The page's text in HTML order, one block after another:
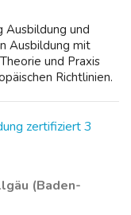
und
Ausbildung mit
und Praxis
Richtlinien.
zertifiziert 3
(Baden-